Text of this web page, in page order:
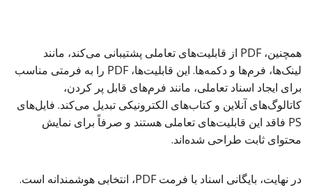
همچنین، PDF از قابلیت‌های تعاملی پشتیبانی می‌کند، مانند
لینک‌ها، فرم‌ها و دکمه‌ها. این قابلیت‌ها، PDF را به فرمتی مناسب
برای ایجاد اسناد تعاملی، مانند فرم‌های قابل پر کردن،
کاتالوگ‌های آنلاین و کتاب‌های الکترونیکی تبدیل می‌کند. فایل‌های
PS فاقد این قابلیت‌های تعاملی هستند و صرفاً برای نمایش
محتوای ثابت طراحی شده‌اند.
در نهایت، بایگانی اسناد با فرمت PDF، انتخابی هوشمندانه است.